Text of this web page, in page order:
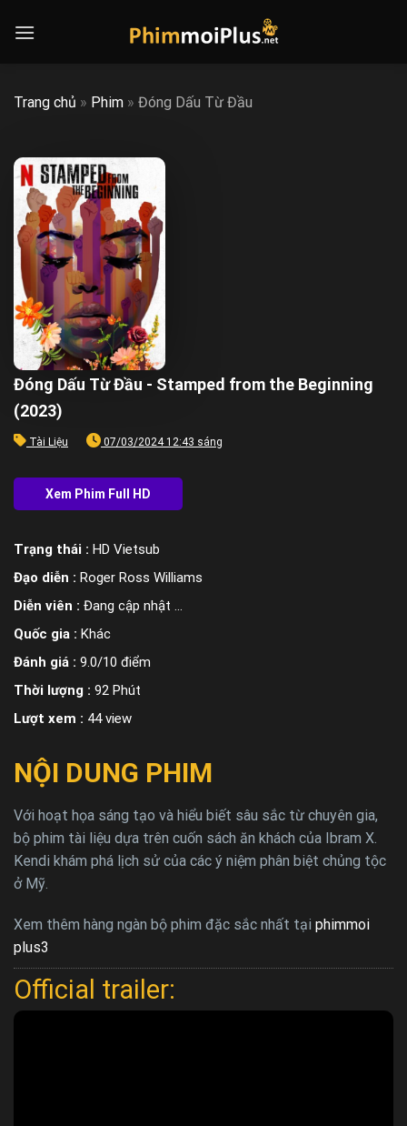
Trang chủ » Phim » Đóng Dấu Từ Đầu
Đóng Dấu Từ Đầu - Stamped from the Beginning
(2023)
Tài Liệu 07/03/2024 12:43 sáng
Trạng thái : HD Vietsub
Đạo diễn : Roger Ross Williams
Diễn viên : Đang cập nhật ...
Quốc gia : Khác
Đánh giá : 9.0/10 điểm
Thời lượng : 92 Phút
Lượt xem : 44 view
NỘI DUNG PHIM
Với hoạt họa sáng tạo và hiểu biết sâu sắc từ chuyên gia,
bộ phim tài liệu dựa trên cuốn sách ăn khách của Ibram X.
Kendi khám phá lịch sử của các ý niệm phân biệt chủng tộc
ở Mỹ.
Xem thêm hàng ngàn bộ phim đặc sắc nhất tại phimmoi
plus3
Official trailer: